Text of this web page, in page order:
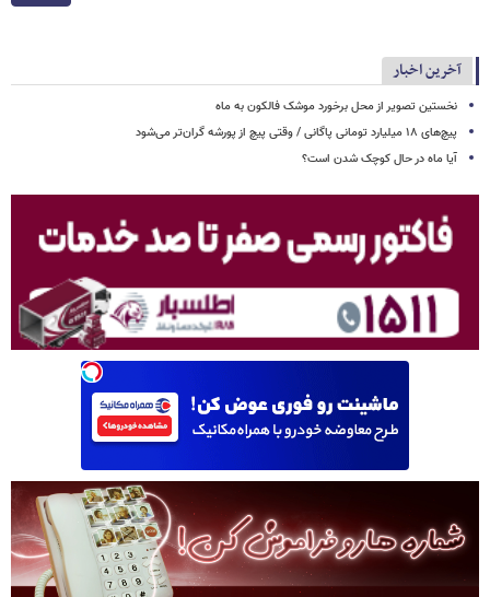
آخرین اخبار
نخستین تصویر از محل برخورد موشک فالکون به ماه
پیچ‌های ۱۸ میلیارد تومانی پاگانی / وقتی پیچ از پورشه گران‌تر می‌شود
آیا ماه در حال کوچک شدن است؟